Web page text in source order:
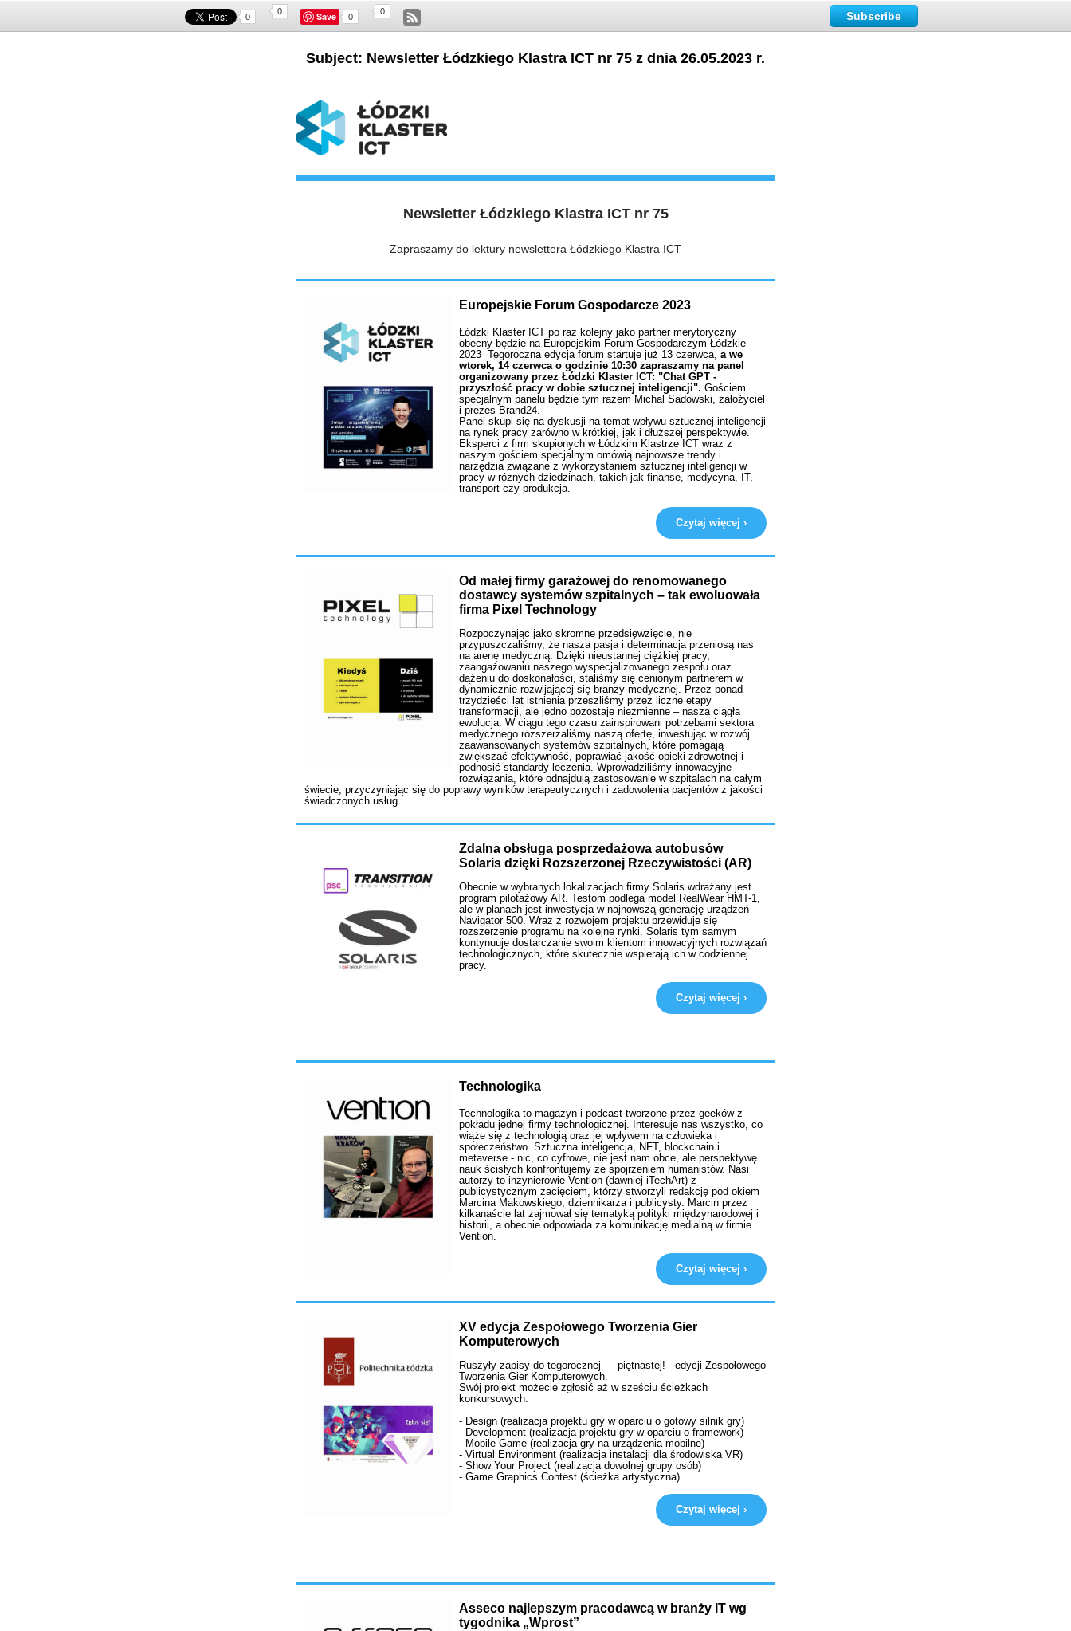
0
0 Save 0
0 Subscribe
Subject: Newsletter Łódzkiego Klastra ICT nr 75 z dnia 26.05.2023 r.
Newsletter Łódzkiego Klastra ICT nr 75
Zapraszamy do lektury newslettera Łódzkiego Klastra ICT
Europejskie Forum Gospodarcze 2023
Łódzki Klaster ICT po raz kolejny jako partner merytoryczny
obecny będzie na Europejskim Forum Gospodarczym Łódzkie
2023 Tegoroczna edycja forum startuje już 13 czerwca, a we
wtorek, 14 czerwca o godzinie 10:30 zapraszamy na panel
organizowany przez Łódzki Klaster ICT: "Chat GPT -
przyszłość pracy w dobie sztucznej inteligencji". Gościem
specjalnym panelu będzie tym razem Michal Sadowski, założyciel
i prezes Brand24.
Panel skupi się na dyskusji na temat wpływu sztucznej inteligencji
na rynek pracy zarówno w krótkiej, jak i dłuższej perspektywie.
Eksperci z firm skupionych w Łódzkim Klastrze ICT wraz z
naszym gościem specjalnym omówią najnowsze trendy i
narzędzia związane z wykorzystaniem sztucznej inteligencji w
pracy w różnych dziedzinach, takich jak finanse, medycyna, IT,
transport czy produkcja.
Czytaj więcej ›
Od małej firmy garażowej do renomowanego
dostawcy systemów szpitalnych – tak ewoluowała
firma Pixel Technology
Rozpoczynając jako skromne przedsięwzięcie, nie
przypuszczaliśmy, że nasza pasja i determinacja przeniosą nas
na arenę medyczną. Dzięki nieustannej ciężkiej pracy,
zaangażowaniu naszego wyspecjalizowanego zespołu oraz
dążeniu do doskonałości, staliśmy się cenionym partnerem w
dynamicznie rozwijającej się branży medycznej. Przez ponad
trzydzieści lat istnienia przeszliśmy przez liczne etapy
transformacji, ale jedno pozostaje niezmienne – nasza ciągła
ewolucja. W ciągu tego czasu zainspirowani potrzebami sektora
medycznego rozszerzaliśmy naszą ofertę, inwestując w rozwój
zaawansowanych systemów szpitalnych, które pomagają
zwiększać efektywność, poprawiać jakość opieki zdrowotnej i
podnosić standardy leczenia. Wprowadziliśmy innowacyjne
rozwiązania, które odnajdują zastosowanie w szpitalach na całym
świecie, przyczyniając się do poprawy wyników terapeutycznych i zadowolenia pacjentów z jakości
świadczonych usług.
Zdalna obsługa posprzedażowa autobusów
Solaris dzięki Rozszerzonej Rzeczywistości (AR)
Obecnie w wybranych lokalizacjach firmy Solaris wdrażany jest
program pilotażowy AR. Testom podlega model RealWear HMT-1,
ale w planach jest inwestycja w najnowszą generację urządzeń –
Navigator 500. Wraz z rozwojem projektu przewiduje się
rozszerzenie programu na kolejne rynki. Solaris tym samym
kontynuuje dostarczanie swoim klientom innowacyjnych rozwiązań
technologicznych, które skutecznie wspierają ich w codziennej
pracy.
Czytaj więcej ›
Technologika
Technologika to magazyn i podcast tworzone przez geeków z
pokładu jednej firmy technologicznej. Interesuje nas wszystko, co
wiąże się z technologią oraz jej wpływem na człowieka i
społeczeństwo. Sztuczna inteligencja, NFT, blockchain i
metaverse - nic, co cyfrowe, nie jest nam obce, ale perspektywę
nauk ścisłych konfrontujemy ze spojrzeniem humanistów. Nasi
autorzy to inżynierowie Vention (dawniej iTechArt) z
publicystycznym zacięciem, którzy stworzyli redakcję pod okiem
Marcina Makowskiego, dziennikarza i publicysty. Marcin przez
kilkanaście lat zajmował się tematyką polityki międzynarodowej i
historii, a obecnie odpowiada za komunikację medialną w firmie
Vention.
Czytaj więcej ›
XV edycja Zespołowego Tworzenia Gier
Komputerowych
Ruszyły zapisy do tegorocznej — piętnastej! - edycji Zespołowego
Tworzenia Gier Komputerowych.
Swój projekt możecie zgłosić aż w sześciu ścieżkach
konkursowych:
- Design (realizacja projektu gry w oparciu o gotowy silnik gry)
- Development (realizacja projektu gry w oparciu o framework)
- Mobile Game (realizacja gry na urządzenia mobilne)
- Virtual Environment (realizacja instalacji dla środowiska VR)
- Show Your Project (realizacja dowolnej grupy osób)
- Game Graphics Contest (ścieżka artystyczna)
Czytaj więcej ›
Asseco najlepszym pracodawcą w branży IT wg
tygodnika „Wprost”